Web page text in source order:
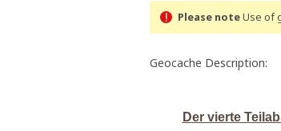
Please noteUse of
Geocache Description:
Der vierte